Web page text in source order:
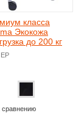
класса
Экокожа
до 200 кг
сравнению